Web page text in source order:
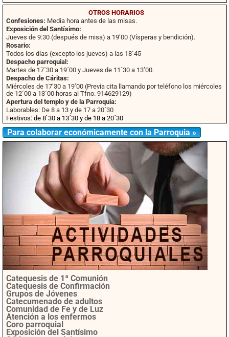
OTROS HORARIOS
Confesiones: Media hora antes de las misas.
Exposición del Santísimo:
Jueves de 9:30 (después de misa) a 19’00 (Vísperas y bendición).
Rosario:
Todos los días (excepto los jueves) a las 18´45
Despacho parroquial:
Martes de 17´30 a 19´00 y Jueves de 11´30 a 13’00.
Despacho de Cáritas:
Miércoles de 17’30 a 19’00 (Previa cita llamando por teléfono los miércoles
de 12´00 a 13´00 horas al Tfno. 914629129)
Apertura del templo y de la Parroquia:
Laborables: De 8 a 13 y de 17 a 20´30
Festivos: de 8`30 a 13´30 y de 18 a 20´30
Para colaborar económicamente con la Parroquia »
Catequesis de 1ª Comunión
Catequesis de Confirmación
Grupos de Jóvenes
Catecumenado de adultos
Comunidad de Fe y de Luz
Atención a los enfermos
Coro parroquial
Exposición del Santísimo